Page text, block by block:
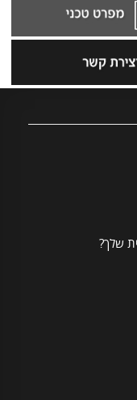
שלך?